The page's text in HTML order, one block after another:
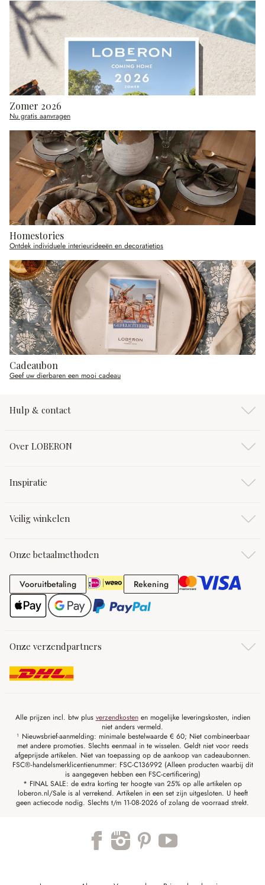
Zomer 2026
Nu gratis aanvragen
Homestories
Ontdek individuele interieurideeën en decoratietips
Cadeaubon
Geef uw dierbaren een mooi cadeau
Hulp & contact
Over LOBERON
Inspiratie
Veilig winkelen
Onze betaalmethoden
VooruitbetalingVooruitbetaling RekeningRekening
Onze verzendpartners
Alle prijzen incl. btw plus verzendkostenen mogelijke leveringskosten, indien
niet anders vermeld.
¹ Nieuwsbrief-aanmelding: minimale bestelwaarde € 60; Niet combineerbaar
met andere promoties. Slechts eenmaal in te wisselen. Geldt niet voor reeds
afgeprijsde artikelen. Niet van toepassing op de aankoop van cadeaubonnen.
FSC®-handelsmerklicentienummer: FSC-C136992 (Alleen producten waarbij dit
is aangegeven hebben een FSC-certificering)
* FINAL SALE: de extra korting ter hoogte van 25% op alle artikelen op
loberon.nl/Sale is al verrekend. Artikelen in een set zijn uitgesloten. U heeft
geen actiecode nodig. Slechts t/m 11-08-2026 of zolang de voorraad strekt.